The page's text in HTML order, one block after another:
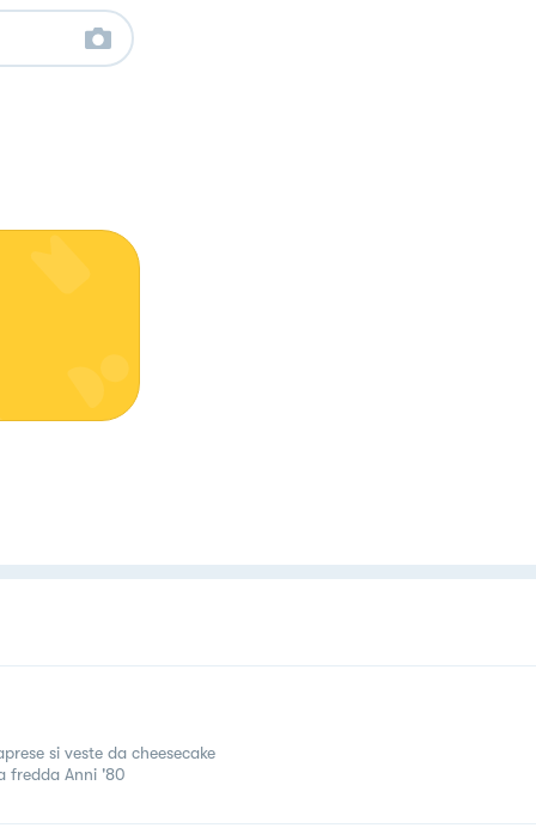
si veste da cheesecake
fredda Anni '80